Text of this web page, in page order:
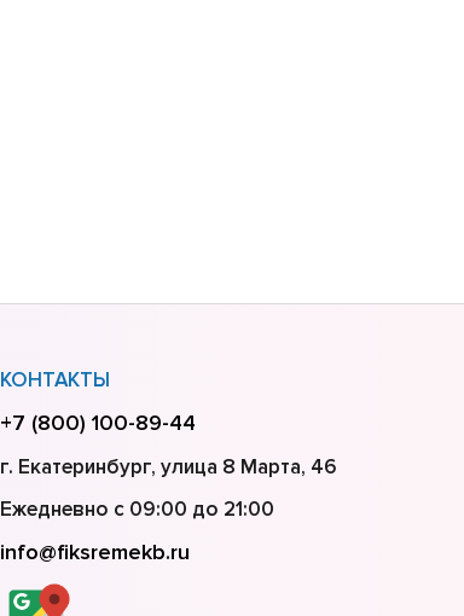
КОНТАКТЫ
+7 (800) 100-89-44
г. Екатеринбург, улица 8 Марта, 46
Ежедневно с 09:00 до 21:00
info@fiksremekb.ru